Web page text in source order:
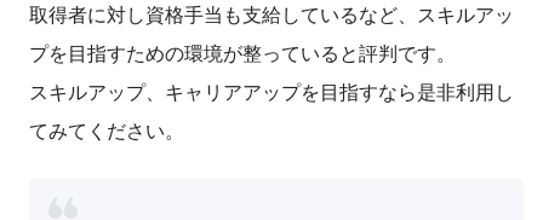
取得者に対し資格手当も支給しているなど、スキルアッ
プを目指すための環境が整っていると評判です。
スキルアップ、キャリアアップを目指すなら是非利用し
てみてください。